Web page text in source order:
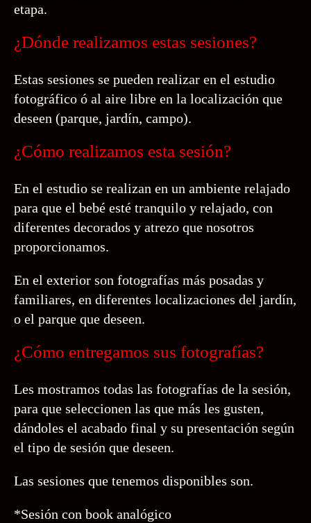
etapa.
¿Dónde realizamos estas sesiones?
Estas sesiones se pueden realizar en el estudio
fotográfico ó al aire libre en la localización que
deseen (parque, jardín, campo).
¿Cómo realizamos esta sesión?
En el estudio se realizan en un ambiente relajado
para que el bebé esté tranquilo y relajado, con
diferentes decorados y atrezo que nosotros
proporcionamos.
En el exterior son fotografías más posadas y
familiares, en diferentes localizaciones del jardín,
o el parque que deseen.
¿Cómo entregamos sus fotografías?
Les mostramos todas las fotografías de la sesión,
para que seleccionen las que más les gusten,
dándoles el acabado final y su presentación según
el tipo de sesión que deseen.
Las sesiones que tenemos disponibles son.
*Sesión con book analógico